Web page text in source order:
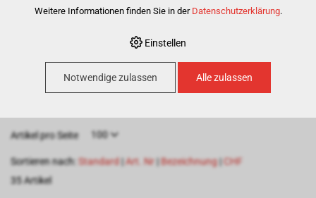
Injektionsspritzen
Einweg
Artikel pro Seite 100
Sortieren nach: Standard |Art. Nr Bezeichnung| CHF
35 Artikel
Weitere Informationen finden Sie in der Datenschutzerklärung.
Einstellen
Notwendige zulassen Alle zulassen